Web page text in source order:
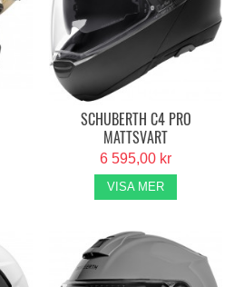
SCHUBERTH C4 PRO
MATTSVART
6 595,00 kr
VISA MER